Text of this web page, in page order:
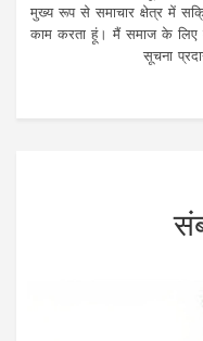
मुख्य रूप से समाचार क्षेत्र में
काम करता हूं। मैं समाज के लिए
सूचना